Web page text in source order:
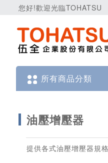
您好!歡迎光臨TOHATSU
所有商品分類
油壓增壓器
提供各式油壓增壓器規